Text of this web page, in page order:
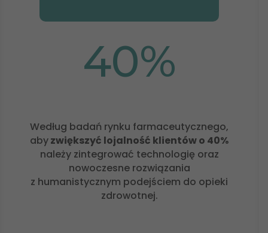
40%
Według badań rynku farmaceutycznego,
abyzwiększyć lojalność klientów o 40%
należy zintegrować technologię oraz
nowoczesne rozwiązania
z humanistycznym podejściem do opieki
zdrowotnej.